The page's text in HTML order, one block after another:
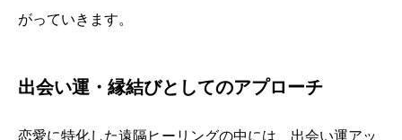
がっていきます。
出会い運・縁結びとしてのアプローチ
恋愛に特化した遠隔ヒーリングの中には、出会い運アッ